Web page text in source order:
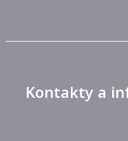
Kontakty a